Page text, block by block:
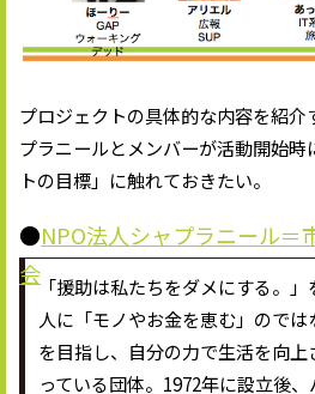
プロジェクトの具体的な内容を紹
プラニールとメンバーが活動開始時
トの目標」に触れておきたい。
●NPO法人シャプラニール＝
会「援助は私たちをダメにする。
人に「モノやお金を恵む」ので
を目指し、自分の力で生活を向
っている団体。1972年に設立後